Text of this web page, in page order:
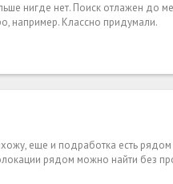
нигде нет. Поиск отлажен до
например. Классно придумали.
еще и подработка есть
рядом можно найти без